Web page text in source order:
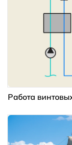
Работа